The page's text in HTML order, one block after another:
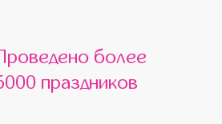
более
праздников